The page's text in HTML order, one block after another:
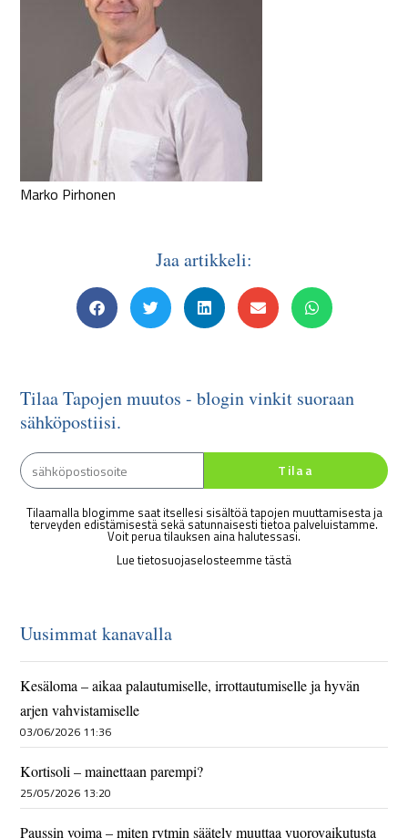
Marko Pirhonen
Jaa artikkeli:
Tilaa Tapojen muutos - blogin vinkit suoraan
sähköpostiisi.
Tilaa
Tilaamalla blogimme saat itsellesi sisältöä tapojen muuttamisesta ja
terveyden edistämisestä sekä satunnaisesti tietoa palveluistamme.
Voit perua tilauksen aina halutessasi.
Lue tietosuojaselosteemme tästä
Uusimmat kanavalla
Kesäloma – aikaa palautumiselle, irrottautumiselle ja hyvän
arjen vahvistamiselle
03/06/2026 11:36
Kortisoli – mainettaan parempi?
25/05/2026 13:20
Paussin voima – miten rytmin säätely muuttaa vuorovaikutusta